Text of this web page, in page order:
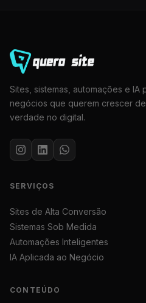
Sites, sistemas, automações e IA
negócios que querem crescer de
verdade no digital.
SERVIÇOS
Sites de Alta Conversão
Sistemas Sob Medida
Automações Inteligentes
IA Aplicada ao Negócio
CONTEÚDO